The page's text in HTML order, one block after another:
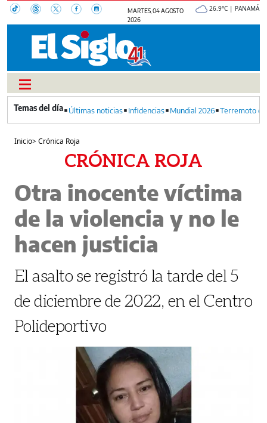
MARTES, 04 AGOSTO
2026
26.9°C | PANAMÁ
Últimas noticias Infidencias Mundial 2026 Terremoto
Inicio>Crónica Roja
CRÓNICA ROJA
Otra inocente víctima
de la violencia y no le
hacen justicia
El asalto se registró la tarde del 5
de diciembre de 2022, en el Centro
Polideportivo